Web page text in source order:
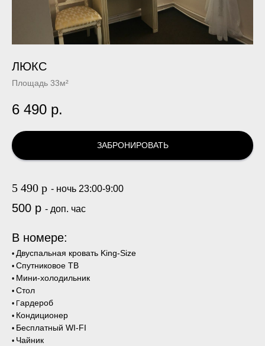
ЛЮКС
Площадь 33м²
6 490 р.
ЗАБРОНИРОВАТЬ
5 490 р - ночь 23:00-9:00
500 р - доп. час
В номере:
• Двуспальная кровать King-Size
• Спутниковое ТВ
• Мини-холодильник
• Стол
• Гардероб
• Кондиционер
• Бесплатный WI-FI
• Чайник